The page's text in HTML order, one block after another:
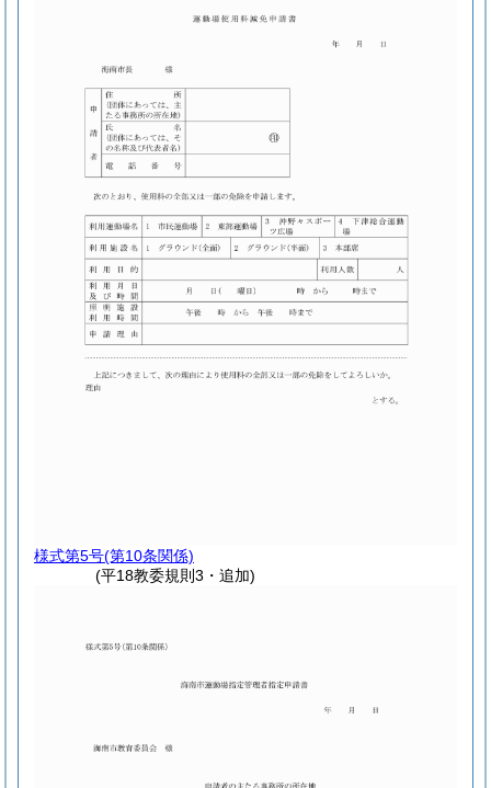
様式第5号(第10条関係)
(平18教委規則3・追加)